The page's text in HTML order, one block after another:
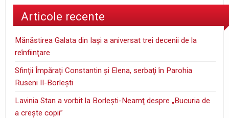
Articole recente
Mănăstirea Galata din Iaşi a aniversat trei decenii de la
reînfiinţare
Sfinţii Împărați Constantin și Elena, serbaţi în Parohia
Ruseni II-Borleşti
Lavinia Stan a vorbit la Borleşti-Neamţ despre „Bucuria de
a creşte copii”